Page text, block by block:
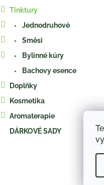
Tinktury
Jednodruhové
Směsi
Bylinné kúry
Bachovy esence
Doplňky
Kosmetika
Aromaterapie
DÁRKOVÉ SADY